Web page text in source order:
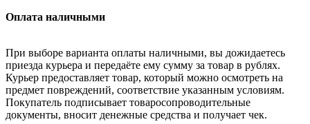
Оплата наличными
При выборе варианта оплаты наличными, вы дожидаетесь
приезда курьера и передаёте ему сумму за товар в рублях.
Курьер предоставляет товар, который можно осмотреть на
предмет повреждений, соответствие указанным условиям.
Покупатель подписывает товаросопроводительные
документы, вносит денежные средства и получает чек.